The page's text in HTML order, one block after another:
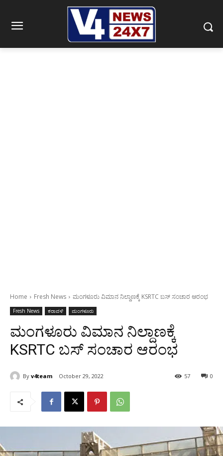
Home Fresh News ಮಂಗಳೂರು ವಿಮಾನ ನಿಲ್ದಾಣಕ್ಕೆ KSRTC ಬಸ್‌ ಸಂಚಾರ ಆರಂಭ
Fresh News ಕರಾವಳಿ ಮಂಗಳೂರು
ಮಂಗಳೂರು ವಿಮಾನ ನಿಲ್ದಾಣಕ್ಕೆ
KSRTC ಬಸ್‌ ಸಂಚಾರ ಆರಂಭ
By v4team October 29, 2022 0
57